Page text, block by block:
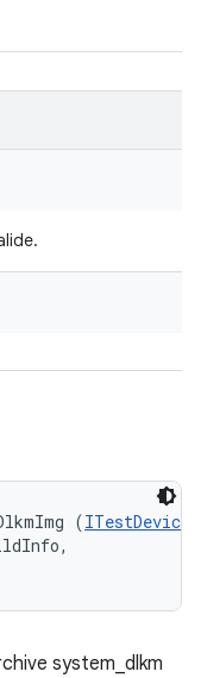
(ITestDevice
system_dlkm